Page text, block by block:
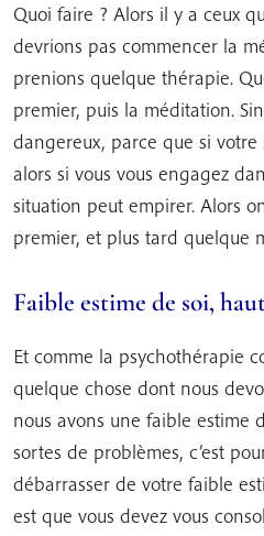
Quoi faire ? Alors il y a ceux
devrions pas commencer la
prenions quelque thérapie.
premier, puis la méditation.
dangereux, parce que si votre
alors si vous vous engagez
situation peut empirer. Alors
premier, et plus tard quelque
Faible estime de soi,
Et comme la psychothérapie
quelque chose dont nous
nous avons une faible estime
sortes de problèmes, c’est
débarrasser de votre faible
est que vous devez vous